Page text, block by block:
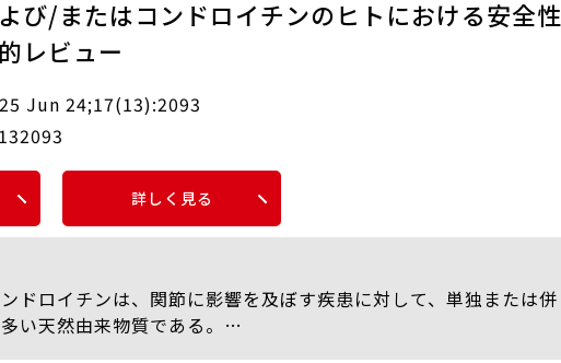
び/またはコンドロイチンのヒトにおける安全性
レビュー
Jun 24;17(13):2093
詳しく見る
ドロイチンは、関節に影響を及ぼす疾患に対して、単独または併
い天然由来物質である。